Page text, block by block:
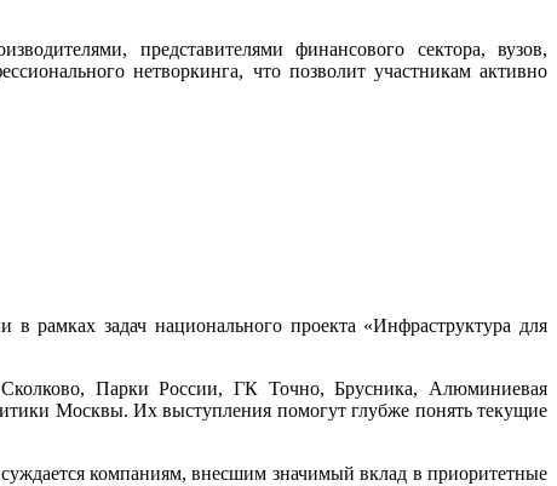
представителями финансового сектора, вузов,
нетворкинга, что позволит участникам активно
рамках задач национального проекта «Инфраструктура для
Парки России, ГК Точно, Брусника, Алюминиевая
Москвы. Их выступления помогут глубже понять текущие
компаниям, внесшим значимый вклад в приоритетные